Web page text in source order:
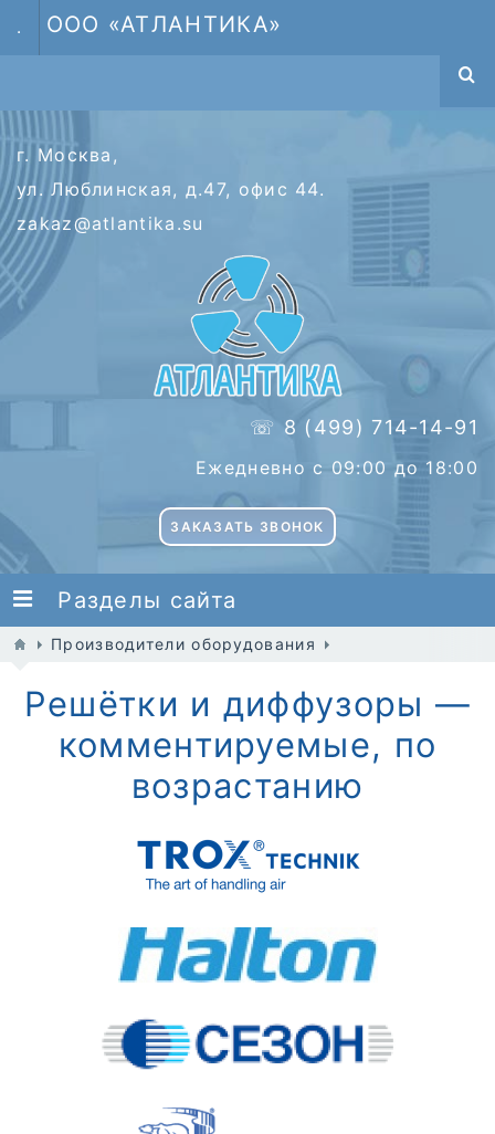
. ООО «АТЛАНТИКА»
г. Москва,
ул. Люблинская, д.47, офис 44.
zakaz@atlantika.su
☏ 8 (499) 714-14-91
Ежедневно с 09:00 до 18:00
ЗАКАЗАТЬ ЗВОНОК
Разделы сайта
Производители оборудования
Решётки и диффузоры —
комментируемые, по
возрастанию